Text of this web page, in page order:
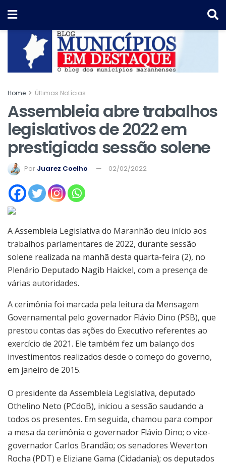
Home Últimas Notícias
Assembleia abre trabalhos
legislativos de 2022 em
prestigiada sessão solene
Por Juarez Coelho 02/02/2022
A Assembleia Legislativa do Maranhão deu início aos
trabalhos parlamentares de 2022, durante sessão
solene realizada na manhã desta quarta-feira (2), no
Plenário Deputado Nagib Haickel, com a presença de
várias autoridades.
A cerimônia foi marcada pela leitura da Mensagem
Governamental pelo governador Flávio Dino (PSB), que
prestou contas das ações do Executivo referentes ao
exercício de 2021. Ele também fez um balanço dos
investimentos realizados desde o começo do governo,
em janeiro de 2015.
O presidente da Assembleia Legislativa, deputado
Othelino Neto (PCdoB), iniciou a sessão saudando a
todos os presentes. Em seguida, chamou para compor
a mesa da cerimônia o governador Flávio Dino; o vice-
governador Carlos Brandão; os senadores Weverton
Rocha (PDT) e Eliziane Gama (Cidadania); os deputados